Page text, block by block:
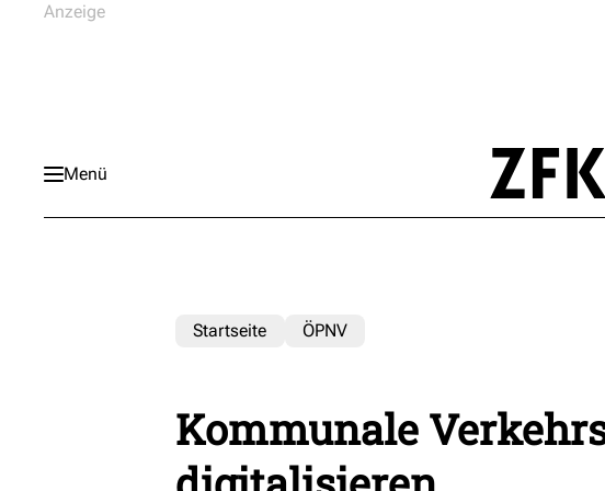
Menü
Startseite ÖPNV
Kommunale